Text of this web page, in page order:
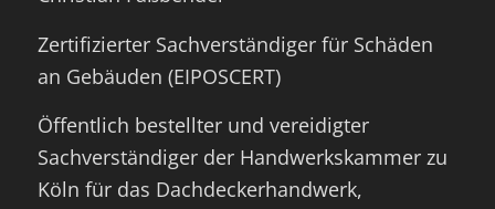
Zertifizierter Sachverständiger für Schäden
an Gebäuden (EIPOSCERT)
Öffentlich bestellter und vereidigter
Sachverständiger der Handwerkskammer zu
Köln für das Dachdeckerhandwerk,